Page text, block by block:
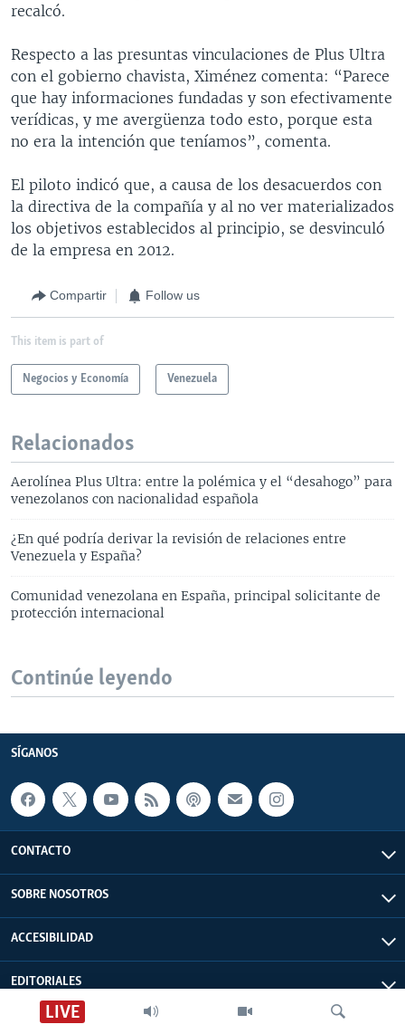
LIVE
recalcó.
Respecto a las presuntas vinculaciones de Plus Ultra
con el gobierno chavista, Ximénez comenta: “Parece
que hay informaciones fundadas y son efectivamente
verídicas, y me avergüenza todo esto, porque esta
no era la intención que teníamos”, comenta.
El piloto indicó que, a causa de los desacuerdos con
la directiva de la compañía y al no ver materializados
los objetivos establecidos al principio, se desvinculó
de la empresa en 2012.
Compartir Follow us
This item is part of
Negocios y Economía Venezuela
Relacionados
Aerolínea Plus Ultra: entre la polémica y el “desahogo” para
venezolanos con nacionalidad española
¿En qué podría derivar la revisión de relaciones entre
Venezuela y España?
Comunidad venezolana en España, principal solicitante de
protección internacional
Continúe leyendo
SÍGANOS
CONTACTO
SOBRE NOSOTROS
ACCESIBILIDAD
EDITORIALES